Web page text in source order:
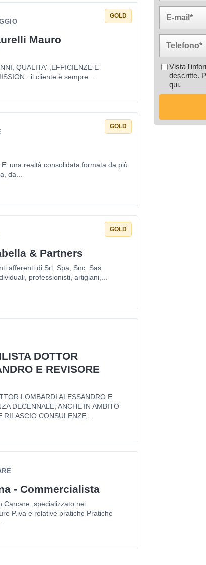
GOLD
Mauro
QUALITA' ,EFFICIENZE E
. il cliente è sempre...
GOLD
una realtà consolidata formata da più
da...
GOLD
& Partners
afferenti di Srl, Spa, Snc. Sas.
professionisti, artigiani,...
DOTTOR
E REVISORE
LOMBARDI ALESSANDRO E
DECENNALE, ANCHE IN AMBITO
CONSULENZE...
- Commercialista
Carcare, specializzato nei
P.iva e relative pratiche Pratiche
Vista
descritte.
qui.